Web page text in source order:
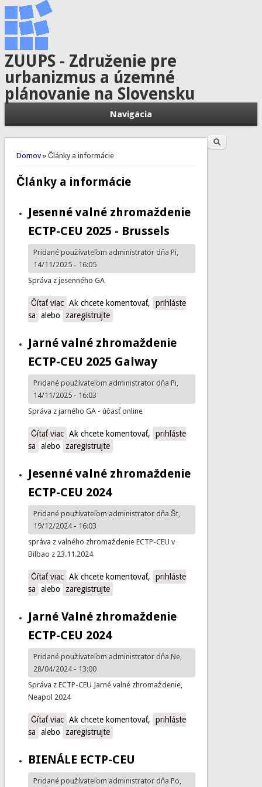
ZUUPS - Združenie pre
urbanizmus a územné
plánovanie na Slovensku
Navigácia
Nachádzate sa tu
Domov» Články a informácie
Články a informácie
Jesenné valné zhromaždenie
ECTP-CEU 2025 - Brussels
Pridané používateľom administratordňa Pi,
14/11/2025 - 16:05
Správa z jesenného GA
Čítať viaco Jesenné valné zhromaždenie ECTP-CEU 2025 -
Brussels
Ak chcete komentovať,
prihláste
sa
alebo zaregistrujte
Jarné valné zhromaždenie
ECTP-CEU 2025 Galway
Pridané používateľom administratordňa Pi,
14/11/2025 - 16:03
Správa z jarného GA - účasť online
Čítať viaco Jarné valné zhromaždenie ECTP-CEU 2025 Galway
Ak chcete komentovať,
prihláste
sa
alebo zaregistrujte
Jesenné valné zhromaždenie
ECTP-CEU 2024
Pridané používateľom administratordňa Št,
19/12/2024 - 16:03
správa z valného zhromaždenie ECTP-CEU v
Bilbao z 23.11.2024
Čítať viaco Jesenné valné zhromaždenie ECTP-CEU 2024
Ak chcete komentovať,
prihláste
sa
alebo zaregistrujte
Jarné Valné zhromaždenie
ECTP-CEU 2024
Pridané používateľom administratordňa Ne,
28/04/2024 - 13:00
Správa z ECTP-CEU Jarné valné zhromaždenie,
Neapol 2024
Čítať viaco Jarné Valné zhromaždenie ECTP-CEU 2024
Ak chcete komentovať,
prihláste
sa
alebo zaregistrujte
BIENÁLE ECTP-CEU
Pridané používateľom administratordňa Po,
Vyhľadávanie Hľadať